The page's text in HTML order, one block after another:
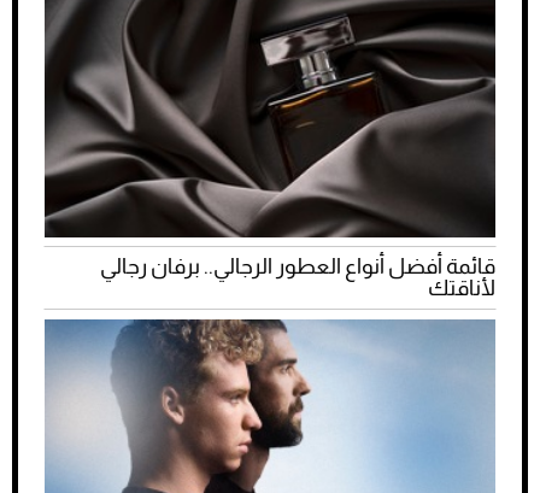
قائمة أفضل أنواع العطور الرجالي.. برفان رجالي
لأناقتك